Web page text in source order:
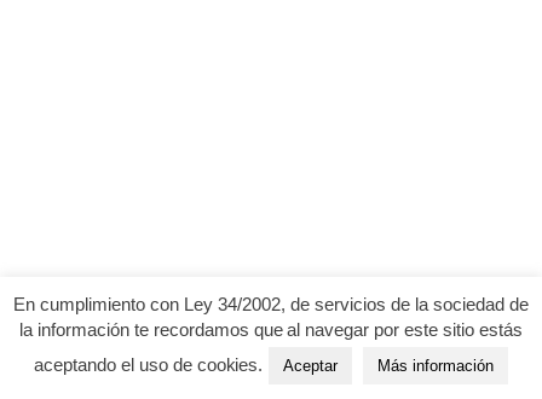
En cumplimiento con Ley 34/2002, de servicios de la sociedad de
la información te recordamos que al navegar por este sitio estás
aceptando el uso de cookies.
Aceptar Más información